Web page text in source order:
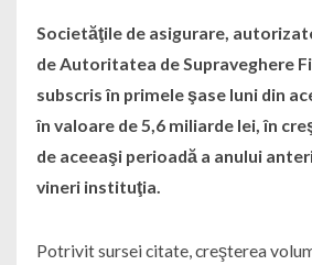
Societăţile de asigurare,
de Autoritatea de Supraveghere
subscris în primele şase luni din
în valoare de 5,6 miliarde lei, în
de aceeaşi perioadă a anului
vineri instituţia.
Potrivit sursei citate, creşterea